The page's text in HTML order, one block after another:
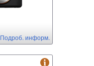
Подроб. информ.